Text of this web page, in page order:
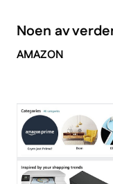
Noen av
AMAZON